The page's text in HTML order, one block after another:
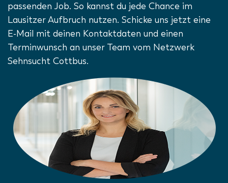
passenden Job. So kannst du jede Chance im
Lausitzer Aufbruch nutzen. Schicke uns jetzt eine
E-Mail mit deinen Kontaktdaten und einen
Terminwunsch an unser Team vom Netzwerk
Sehnsucht Cottbus.